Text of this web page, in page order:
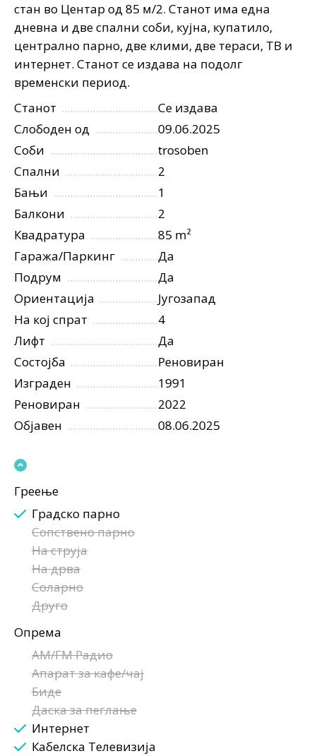
стан во Центар од 85 м/2. Станот има една
дневна и две спални соби, кујна, купатило,
централно парно, две клими, две тераси, ТВ и
интернет. Станот се издава на подолг
временски период.
Станот
Се издава
Слободен од
09.06.2025
Соби
trosoben
Спални
2
Бањи
1
Балкони
2
Квадратура
85 m²
Гаража/Паркинг
Да
Подрум
Да
Ориентација
Југозапад
На кој спрат
4
Лифт
Да
Состојба
Реновиран
Изграден
1991
Реновиран
2022
Објавен
08.06.2025
Греење
Градско парно
Сопствено парно
На струја
На дрва
Соларно
Друго
Опрема
AM/FM Радио
Апарат за кафе/чај
Биде
Даска за пеглање
Интернет
Кабелска Телевизија